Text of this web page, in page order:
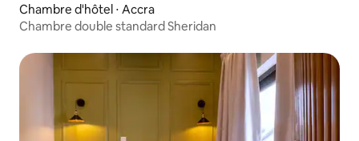
Chambre d'hôtel ⋅ Accra
Chambre double standard Sheridan